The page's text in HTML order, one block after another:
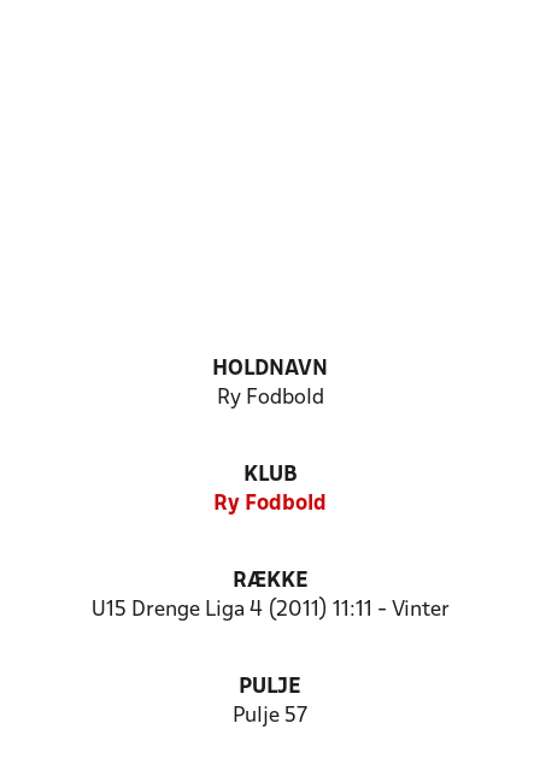
HOLDNAVN
Ry Fodbold
KLUB
Ry Fodbold
RÆKKE
U15 Drenge Liga 4 (2011) 11:11 - Vinter
PULJE
Pulje 57